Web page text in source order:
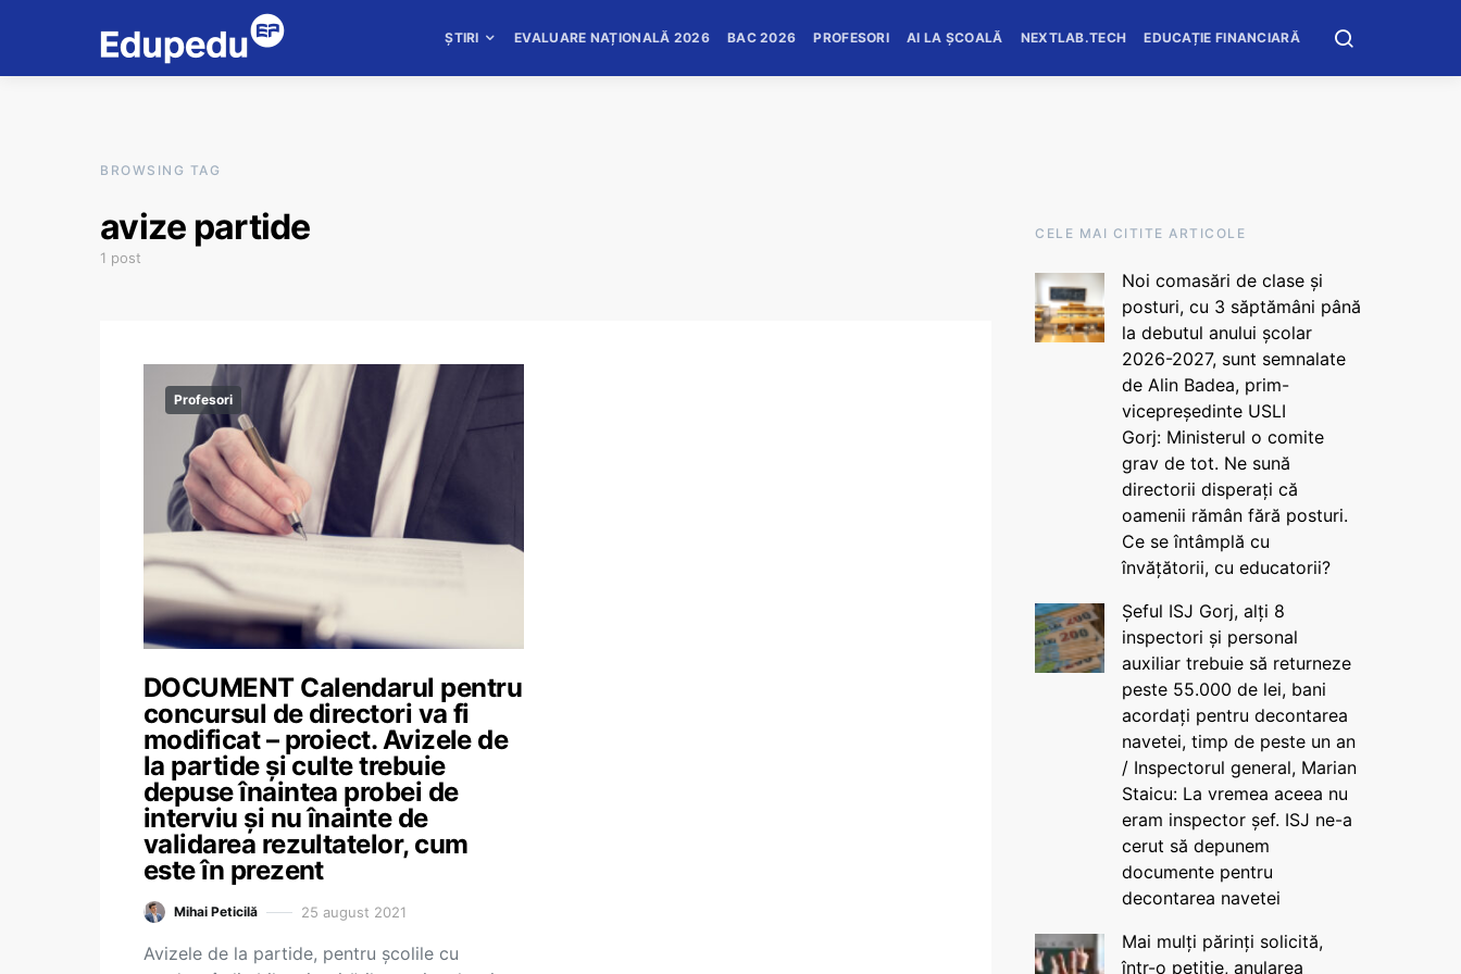
ȘTIRI EVALUARE NAȚIONALĂ 2026 BAC 2026 PROFESORI AI LA ȘCOALĂ NEXTLAB.TECH EDUCAȚIE FINANCIARĂ
BROWSING TAG
avize partide
1 post
Profesori
DOCUMENT Calendarul pentru
concursul de directori va fi
modificat – proiect. Avizele de
la partide și culte trebuie
depuse înaintea probei de
interviu și nu înainte de
validarea rezultatelor, cum
este în prezent
Mihai Peticilă 25 august 2021
Avizele de la partide, pentru școlile cu
CELE MAI CITITE ARTICOLE
Noi comasări de clase și
posturi, cu 3 săptămâni până
la debutul anului școlar
2026-2027, sunt semnalate
de Alin Badea, prim-
vicepreședinte USLI
Gorj: Ministerul o comite
grav de tot. Ne sună
directorii disperați că
oamenii rămân fără posturi.
Ce se întâmplă cu
învățătorii, cu educatorii?
Șeful ISJ Gorj, alți 8
inspectori și personal
auxiliar trebuie să returneze
peste 55.000 de lei, bani
acordați pentru decontarea
navetei, timp de peste un an
/ Inspectorul general, Marian
Staicu: La vremea aceea nu
eram inspector șef. ISJ ne-a
cerut să depunem
documente pentru
decontarea navetei
Mai mulți părinți solicită,
într-o petiție, anularea